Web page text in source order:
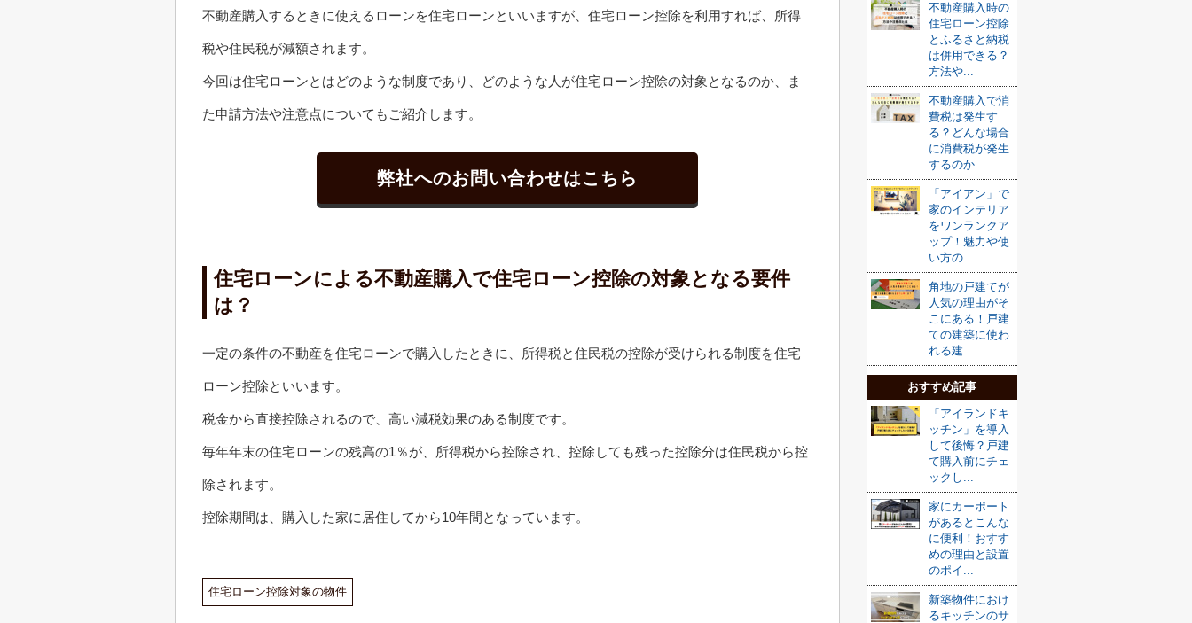
不動産購入するときに使えるローンを住宅ローンといいますが、住宅ローン控除を利用すれば、所得
税や住民税が減額されます。
今回は住宅ローンとはどのような制度であり、どのような人が住宅ローン控除の対象となるのか、ま
た申請方法や注意点についてもご紹介します。
弊社へのお問い合わせはこちら
住宅ローンによる不動産購入で住宅ローン控除の対象となる要件
は？
一定の条件の不動産を住宅ローンで購入したときに、所得税と住民税の控除が受けられる制度を住宅
ローン控除といいます。
税金から直接控除されるので、高い減税効果のある制度です。
毎年年末の住宅ローンの残高の1％が、所得税から控除され、控除しても残った控除分は住民税から控
除されます。
控除期間は、購入した家に居住してから10年間となっています。
住宅ローン控除対象の物件
不動産購入時の
住宅ローン控除
とふるさと納税
は併用できる？
方法や...
不動産購入で消
費税は発生す
る？どんな場合
に消費税が発生
するのか
「アイアン」で
家のインテリア
をワンランクア
ップ！魅力や使
い方の...
角地の戸建てが
人気の理由がそ
こにある！戸建
ての建築に使わ
れる建...
おすすめ記事
「アイランドキ
ッチン」を導入
して後悔？戸建
て購入前にチェ
ックし...
家にカーポート
があるとこんな
に便利！おすす
めの理由と設置
のポイ...
新築物件におけ
るキッチンのサ